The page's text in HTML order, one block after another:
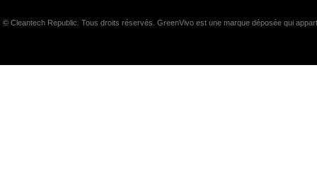
© Cleantech Republic. Tous droits réservés. GreenVivo est une marque déposée qui